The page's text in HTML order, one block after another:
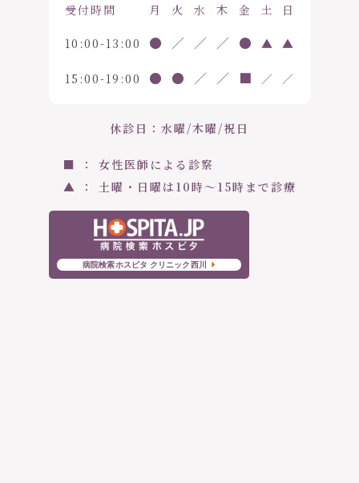
受付時間 月 火 水 木 金 土 日
10:00-13:00 ● ／ ／ ／ ● ▲ ▲
15:00-19:00 ● ● ／ ／ ■ ／ ／
休診日：水曜/木曜/祝日
■ ： 女性医師による診察
▲ ： 土曜・日曜は10時〜15時まで診療
病院検索ホスピタ クリニック西川